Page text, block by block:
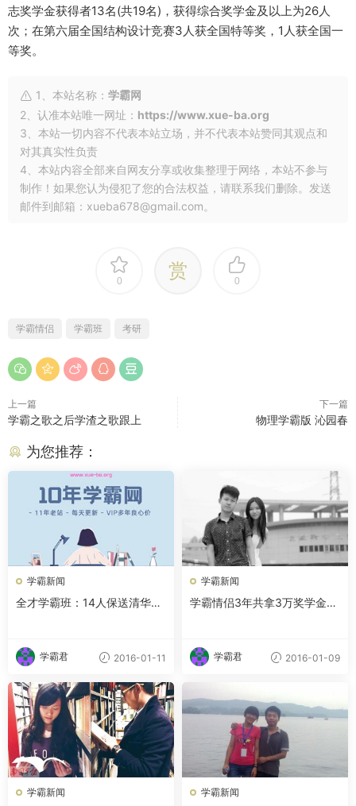
志奖学金获得者13名(共19名)，获得综合奖学金及以上为26人
次；在第六届全国结构设计竞赛3人获全国特等奖，1人获全国一
等奖。
1、本站名称： 学霸网
2、认准本站唯一网址： https://www.xue-ba.org
3、本站一切内容不代表本站立场，并不代表本站赞同其观点和
对其真实性负责
4、本站内容全部来自网友分享或收集整理于网络，本站不参与
制作！如果您认为侵犯了您的合法权益，请联系我们删除。发送
邮件到邮箱：xueba678@gmail.com。
0 赏 0
学霸情侣 学霸班 考研
上一篇
学霸之歌之后学渣之歌跟上
下一篇
物理学霸版 沁园春
为您推荐：
学霸新闻
全才学霸班：14人保送清华北
学霸君 2016-01-11
学霸新闻
学霸情侣3年共拿3万奖学金
学霸君 2016-01-09
学霸新闻 学霸新闻